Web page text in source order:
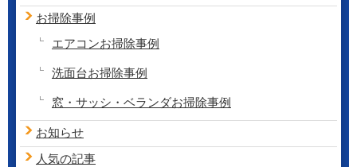
お掃除事例
エアコンお掃除事例
洗面台お掃除事例
窓・サッシ・ベランダお掃除事例
お知らせ
人気の記事